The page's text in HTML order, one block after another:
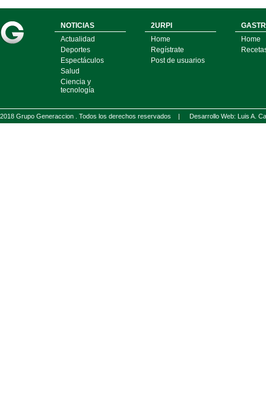
NOTICIAS
Actualidad
Deportes
Espectáculos
Salud
Ciencia y
tecnología
2URPI
Home
Regístrate
Post de usuarios
Home
2018 Grupo Generaccion . Todos los derechos reservados | Desarrollo Web: Luis